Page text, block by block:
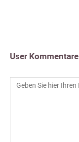
User Kommentare